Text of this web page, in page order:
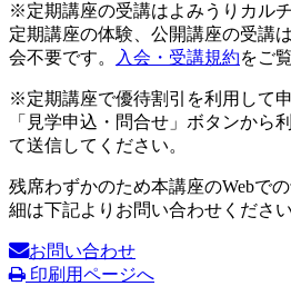
※定期講座の受講はよみうりカル
定期講座の体験、公開講座の受講
会不要です。
入会・受講規約をご
※定期講座で優待割引を利用して
「見学申込・問合せ」ボタンから
て送信してください。
残席わずかのため本講座のWebで
細は下記よりお問い合わせください
お問い合わせ
印刷用ページへ